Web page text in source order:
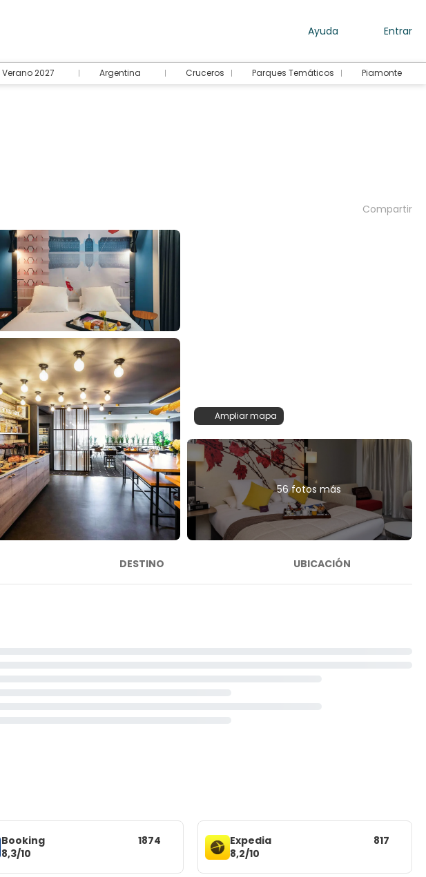
Ayuda Entrar
Verano 2027 Argentina Cruceros Parques Temáticos Piamonte
Compartir
Ampliar mapa
56 fotos más
DESTINO UBICACIÓN
Booking
8,3/10
1874
Expedia
8,2/10
817